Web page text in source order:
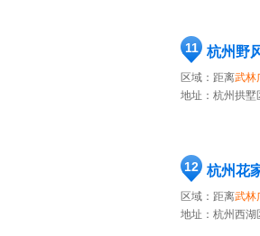
11 杭州野
区域：距离武林
地址： 杭州拱墅
12 杭州花
区域：距离武林
地址： 杭州西湖